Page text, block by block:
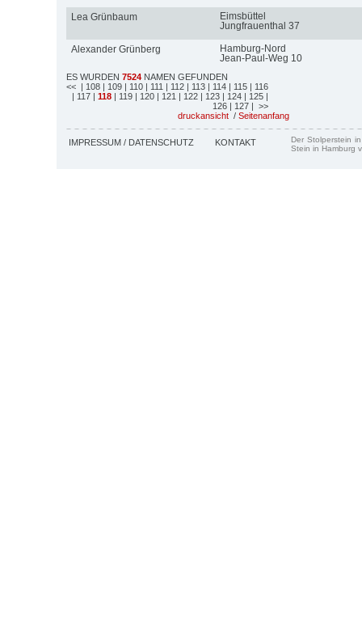
Lea Grünbaum
Eimsbüttel
Jungfrauenthal 37
Alexander Grünberg
Hamburg-Nord
Jean-Paul-Weg 10
ES WURDEN 7524 NAMEN GEFUNDEN
<< | 108 | 109 | 110 | 111 | 112 | 113 | 114 | 115 | 116
| 117 | 118 | 119 | 120 | 121 | 122 | 123 | 124 | 125 |
126 | 127 | >>
druckansicht / Seitenanfang
IMPRESSUM / DATENSCHUTZ KONTAKT
Der Stolperstein
Stein in Hamburg